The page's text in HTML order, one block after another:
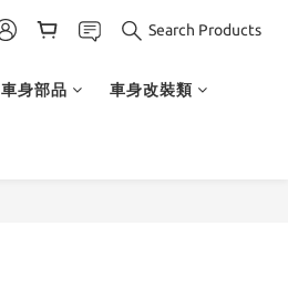
Search Products
車身部品 車身改裝類